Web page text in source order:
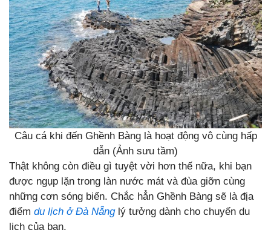
Câu cá khi đến Ghềnh Bàng là hoạt động vô cùng hấp
dẫn (Ảnh sưu tầm)
Thật không còn điều gì tuyệt vời hơn thế nữa, khi bạn
được ngụp lặn trong làn nước mát và đùa giỡn cùng
những cơn sóng biển. Chắc hẳn Ghềnh Bàng sẽ là địa
điểm du lịch ở Đà Nẵnglý tưởng dành cho chuyến du
lịch của bạn.